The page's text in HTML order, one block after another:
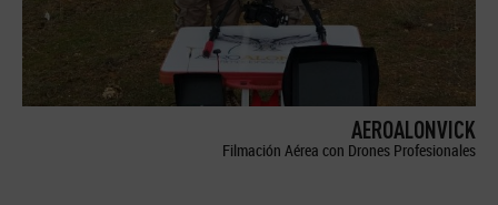
AEROALONVICK
Filmación Aérea con Drones Profesionales